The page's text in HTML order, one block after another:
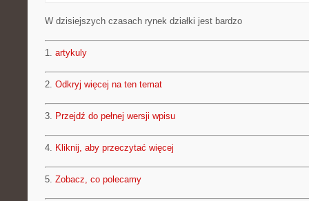
W dzisiejszych czasach rynek działki jest bardzo
1. artykuly
2. Odkryj więcej na ten temat
3. Przejdź do pełnej wersji wpisu
4. Kliknij, aby przeczytać więcej
5. Zobacz, co polecamy